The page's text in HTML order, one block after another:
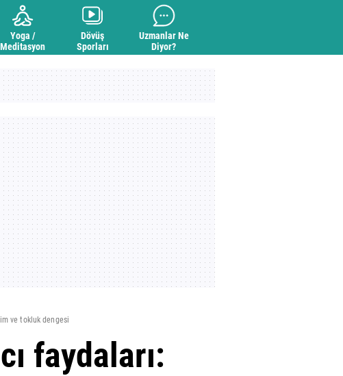
Yoga /
Meditasyon
Dövüş
Sporları
Uzmanlar Ne
Diyor?
ve tokluk dengesi
faydaları: